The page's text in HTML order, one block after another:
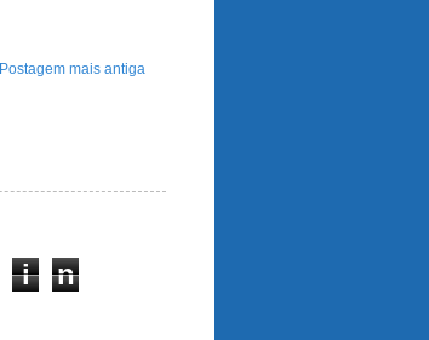
Postagem mais antiga
i
n